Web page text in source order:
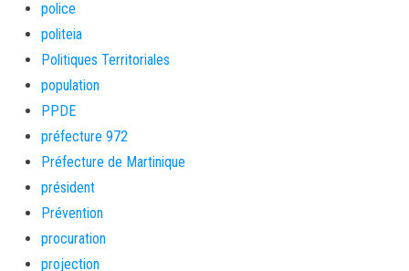
police
politeia
Politiques Territoriales
population
PPDE
préfecture 972
Préfecture de Martinique
président
Prévention
procuration
projection